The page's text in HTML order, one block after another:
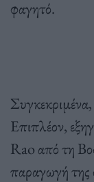
φαγητό.
Συγκεκριμένα,
Επιπλέον,
Rao από τη
παραγωγή της